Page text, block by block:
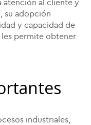
atención al cliente y
su adopción
y capacidad de
permite obtener
industriales,